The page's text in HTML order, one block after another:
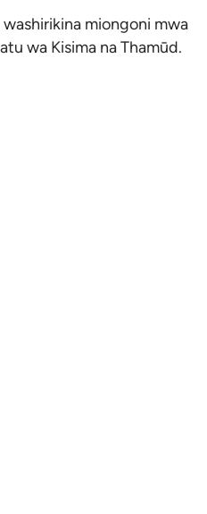
washirikina miongoni mwa
wa Kisima na Thamūd.